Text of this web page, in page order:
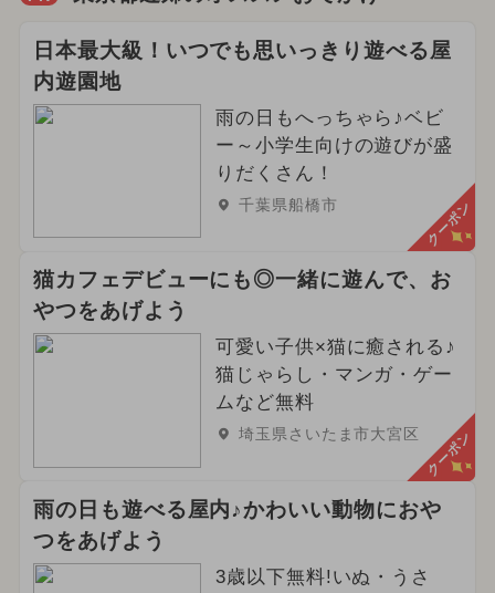
日本最大級！いつでも思いっきり遊べる屋
内遊園地
雨の日もへっちゃら♪ベビ
ー～小学生向けの遊びが盛
りだくさん！
千葉県船橋市 クーポン
猫カフェデビューにも◎一緒に遊んで、お
やつをあげよう
可愛い子供×猫に癒される♪
猫じゃらし・マンガ・ゲー
ムなど無料
埼玉県さいたま市大宮区 クーポン
雨の日も遊べる屋内♪かわいい動物におや
つをあげよう
3歳以下無料!いぬ・うさ